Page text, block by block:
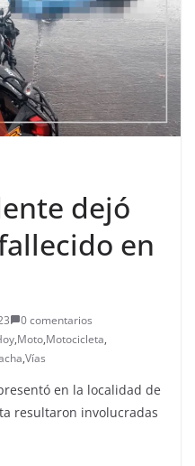
dejó
en
0 comentarios
,Moto,Motocicleta,
,Vías
en la localidad de
resultaron involucradas